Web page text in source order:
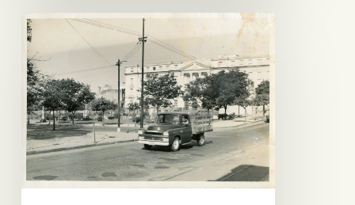
Un
Dodge
100.
Detrás,
plaza
Independencia
Banco
Central